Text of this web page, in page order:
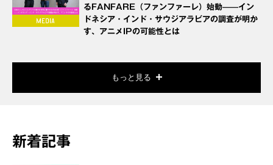
るFANFARE（ファンファーレ）始動——イン
ドネシア・インド・サウジアラビアの調査が明か
す、アニメIPの可能性とは
もっと見る
新着記事